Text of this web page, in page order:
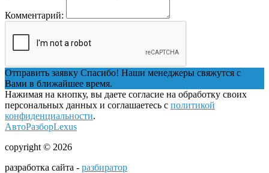
Комментарий:
Отправить заявку Спасибо! Наши менеджеры свяжутся с
Вами в ближайшее время.
Нажимая на кнопку, вы даете согласие на обработку своих
персональных данных и соглашаетесь с политикой
конфиденциальности.
АвтоРазборLexus
copyright © 2026
разработка сайта - разбиратор